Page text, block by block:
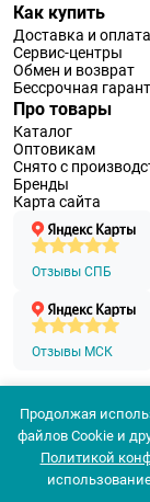
Как купить
Доставка и оплата
Сервис-центры
Обмен и возврат
Бессрочная
Про товары
Каталог
Оптовикам
Снято с
Бренды
Карта сайта
Отзывы СПБ
Отзывы МСК
© 1994 —
Продолжая
файлов Cookie и
Политикой